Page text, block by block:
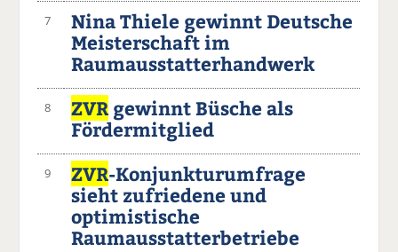
7
Nina Thiele gewinnt Deutsche
Meisterschaft im
Raumausstatterhandwerk
8 ZVR gewinnt Büsche als
Fördermitglied
9 ZVR-Konjunkturumfrage
sieht zufriedene und
optimistische
Raumausstatterbetriebe